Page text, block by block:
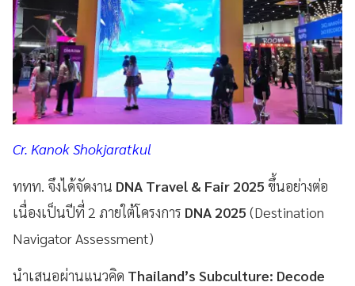
Cr. Kanok Shokjaratkul
ททท. จึงได้จัดงาน DNA Travel & Fair 2025 ขึ้นอย่างต่อ
เนื่องเป็นปีที่ 2 ภายใต้โครงการ DNA 2025 (Destination
Navigator Assessment)
นำเสนอผ่านแนวคิด Thailand’s Subculture: Decode